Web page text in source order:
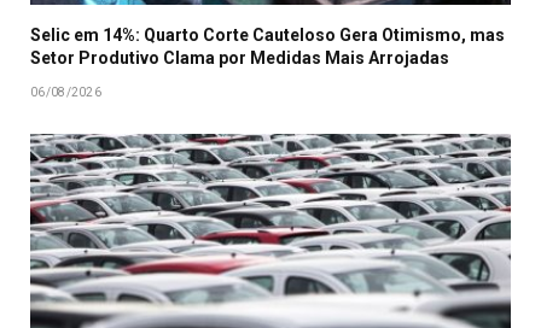
Selic em 14%: Quarto Corte Cauteloso Gera Otimismo, mas
Setor Produtivo Clama por Medidas Mais Arrojadas
06/08/2026